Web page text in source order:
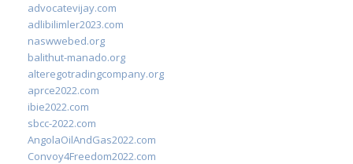
advocatevijay.com
adlibilimler2023.com
naswwebed.org
balithut-manado.org
alteregotradingcompany.org
aprce2022.com
ibie2022.com
sbcc-2022.com
AngolaOilAndGas2022.com
Convoy4Freedom2022.com